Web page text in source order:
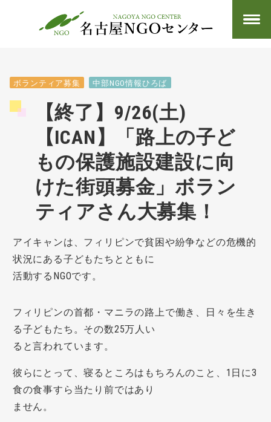
ボランティア募集 中部NGO情報ひろば
【終了】9/26(土)
【ICAN】「路上の子ど
もの保護施設建設に向
けた街頭募金」ボラン
ティアさん大募集！
アイキャンは、フィリピンで貧困や紛争などの危機的
状況にある子どもたちとともに
活動するNGOです。
フィリピンの首都・マニラの路上で働き、日々を生き
る子どもたち。その数25万人い
ると言われています。
彼らにとって、寝るところはもちろんのこと、1日に3
食の食事すら当たり前ではあり
ません。